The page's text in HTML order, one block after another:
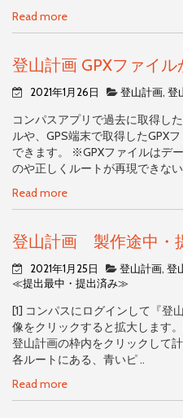
Read more
登山計画 GPXファイ
2021年1月26日 登山計画, 登
コンパスアプリで過去に取得し
ルや、GPS端末で取得したGPX
できます。 ※GPXファイルはデ
のや正しくルートが再現できな
Read more
登山計画 製作途中・
2021年1月25日 登山計画, 登
≪提出最中・提出済み≫
[1] コンパスにログインして『
像をクリックすると拡大します
登山計画の枠内をクリックして
各ルートにある、青いピ ..
Read more